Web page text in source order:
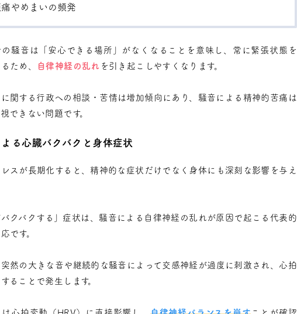
やめまいの頻発
騒音は「安心できる場所」がなくなることを意味し、常に緊張状態を
ため、
自律神経の乱れ を引き起こしやすくなります。
関する行政への相談・苦情は増加傾向にあり、騒音による精神的苦痛は
できない問題です。
る心臓バクバクと身体症状
スが長期化すると、精神的な症状だけでなく身体にも深刻な影響を与え
クバクする」症状は、騒音による自律神経の乱れが原因で起こる代表的
です。
然の大きな音や継続的な騒音によって交感神経が過度に刺激され、心拍
ることで発生します。